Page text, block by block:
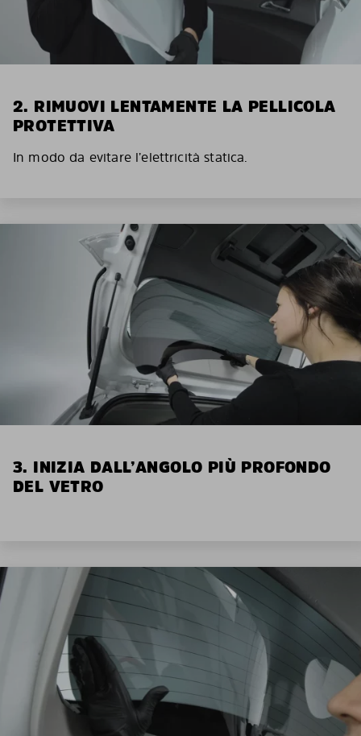
2. RIMUOVI LENTAMENTE LA PELLICOLA
PROTETTIVA
In modo da evitare l’elettricità statica.
3. INIZIA DALL’ANGOLO PIÙ PROFONDO
DEL VETRO